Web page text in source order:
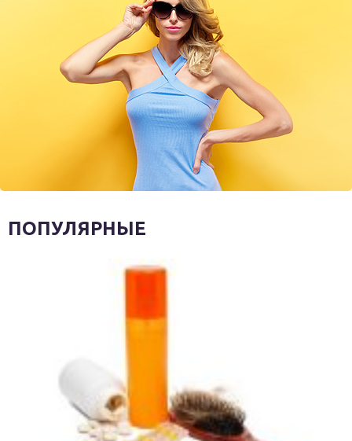
ПОПУЛЯРНЫЕ